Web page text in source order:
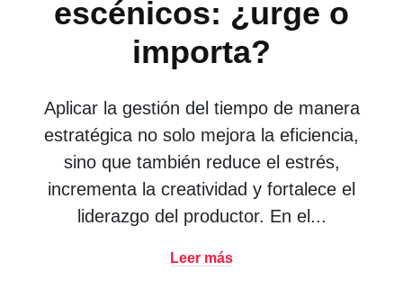
escénicos: ¿urge o
importa?
Aplicar la gestión del tiempo de manera
estratégica no solo mejora la eficiencia,
sino que también reduce el estrés,
incrementa la creatividad y fortalece el
liderazgo del productor. En el...
Leer más